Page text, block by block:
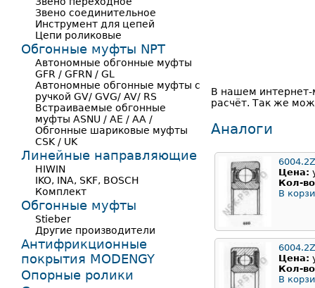
В нашем интернет-
расчёт. Так же
Аналоги
6004.2Z
Цена:
Кол-
В
6004.2Z
Цена:
Кол-
В
Звено соединительное
Инструмент для цепей
Цепи роликовые
Обгонные муфты NPT
Автономные обгонные муфты
GFR / GFRN / GL
Автономные обгонные муфты с
ручкой GV/ GVG/ AV/ RS
Встраиваемые обгонные
муфты ASNU / AE / AA /
Обгонные шариковые муфты
CSK / UK
Линейные направляющие
HIWIN
IKO, INA, SKF, BOSCH
Комплект
Обгонные муфты
Stieber
Другие производители
Антифрикционные
покрытия MODENGY
Опорные ролики